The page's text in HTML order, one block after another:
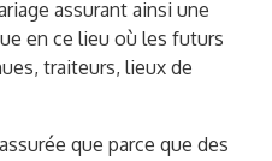
assurant ainsi une
en ce lieu où les futurs
traiteurs, lieux de
que parce que des